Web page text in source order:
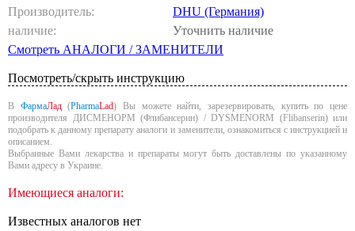
Производитель:
DHU (Германия)
наличие:
Уточнить наличие
Смотреть АНАЛОГИ / ЗАМЕНИТЕЛИ
Посмотреть/скрыть инструкцию
В ФармаЛад(PharmaLad) Вы можете найти, зарезервировать, купить по цене
производителя ДИСМЕНОРМ (Флибансерин) / DYSMENORM (Flibanserin) или
подобрать к данному препарату аналоги и заменители, ознакомиться с инструкцией и
описанием.
Выбранные Вами лекарства и препараты могут быть доставлены по указанному
Вами адресу в Украине.
Имеющиеся аналоги:
Известных аналогов нет